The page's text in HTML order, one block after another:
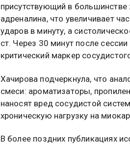
присутствующий в
адреналина, что увеличивает
ударов в минуту, а
ст. Через 30 минут после
критический маркер
Хачирова подчеркнула, что
смеси: ароматизаторы,
наносят вред сосудистой
хроническую нагрузку на
В более поздних публикациях